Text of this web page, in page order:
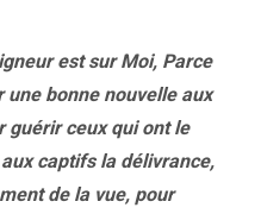
est sur Moi, Parce
une bonne nouvelle aux
guérir ceux qui ont le
captifs la délivrance,
de la vue, pour